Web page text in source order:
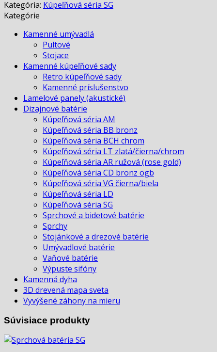
na
uterák
Kategória: Kúpeľňová séria SG
Kategórie
Kamenné umývadlá
Pultové
Stojace
Kamenné kúpeľňové sady
Retro kúpeľňové sady
Kamenné príslušenstvo
Lamelové panely (akustické)
Dizajnové batérie
Kúpeľňová séria AM
Kúpeľňová séria BB bronz
Kúpeľňová séria BCH chrom
Kúpeľňová séria LT zlatá/čierna/chrom
Kúpeľňová séria AR ružová (rose gold)
Kúpeľňová séria CD bronz ogb
Kúpeľňová séria VG čierna/biela
Kúpeľňová séria LD
Kúpeľňová séria SG
Sprchové a bidetové batérie
Sprchy
Stojánkové a drezové batérie
Umývadlové batérie
Vaňové batérie
Výpuste sifóny
Kamenná dyha
3D drevená mapa sveta
Vyvýšené záhony na mieru
Súvisiace produkty